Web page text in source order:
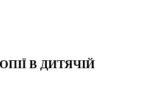
В ДИТЯЧІЙ